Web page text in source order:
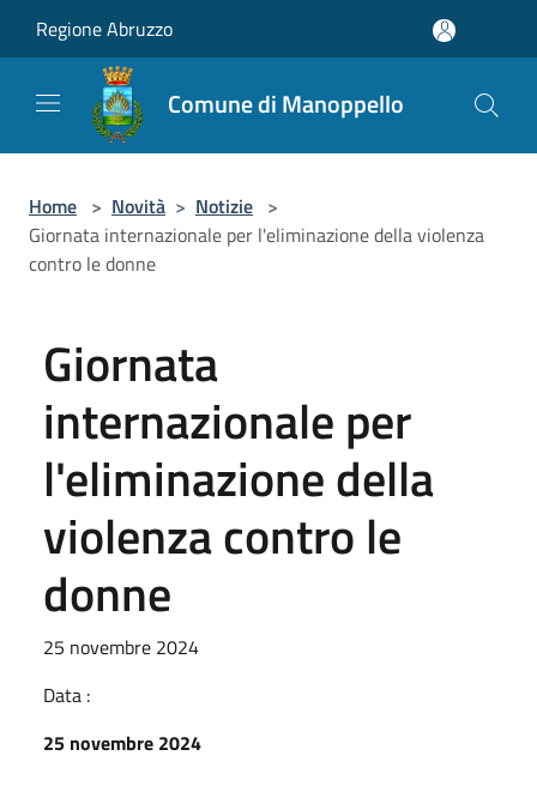
Regione Abruzzo
Comune di Manoppello
Home > Novità > Notizie >
Giornata internazionale per l'eliminazione della violenza
contro le donne
Giornata
internazionale per
l'eliminazione della
violenza contro le
donne
25 novembre 2024
Data :
25 novembre 2024